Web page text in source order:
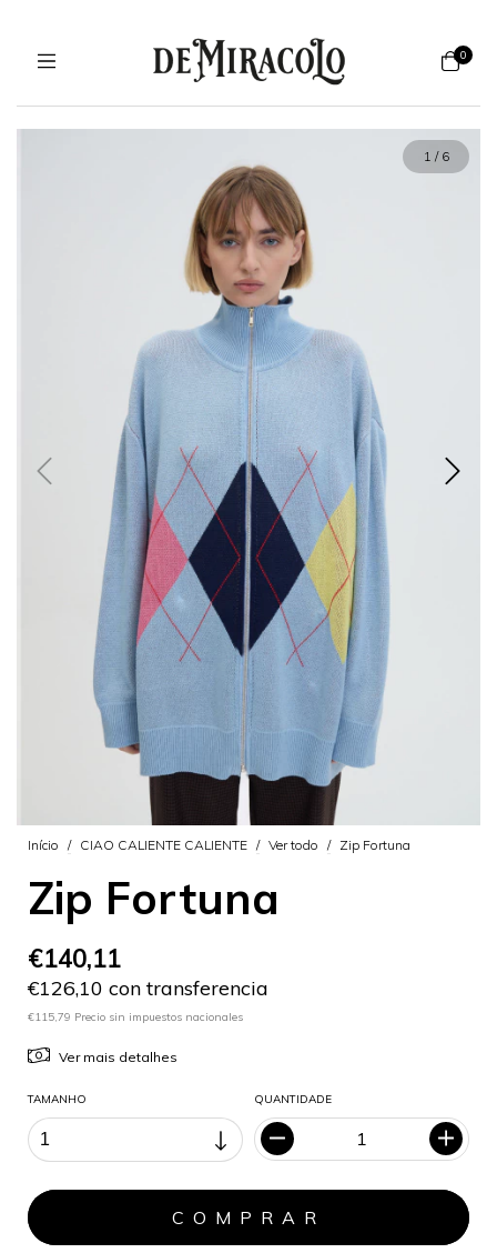
0
1 / 6
Início / CIAO CALIENTE CALIENTE / Ver todo / Zip Fortuna
Zip Fortuna
€140,11
€126,10 con transferencia
€115,79 Precio sin impuestos nacionales
Ver mais detalhes
TAMANHO QUANTIDADE